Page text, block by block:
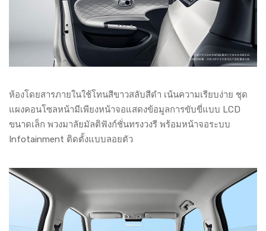
ห้องโดยสารภายในใช้โทนสีขาวสลับสีดำ เน้นความเรียบง่าย ชุด
แผงคอนโซลหน้ามีเพียงหน้าจอแสดงข้อมูลการขับขี่แบบ LCD
ขนาดเล็ก พวงมาลัยมัลติฟังก์ชั่นทรงวงรี พร้อมหน้าจอระบบ
Infotainment ติดตั้งแบบลอยตัว